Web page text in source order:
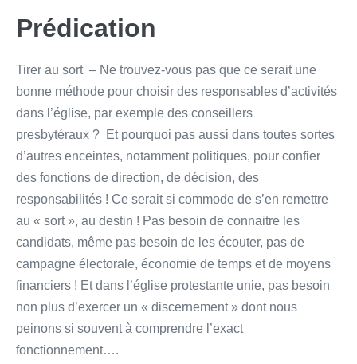
Prédication
Tirer au sort – Ne trouvez-vous pas que ce serait une
bonne méthode pour choisir des responsables d’activités
dans l’église, par exemple des conseillers
presbytéraux ? Et pourquoi pas aussi dans toutes sortes
d’autres enceintes, notamment politiques, pour confier
des fonctions de direction, de décision, des
responsabilités ! Ce serait si commode de s’en remettre
au « sort », au destin ! Pas besoin de connaitre les
candidats, même pas besoin de les écouter, pas de
campagne électorale, économie de temps et de moyens
financiers ! Et dans l’église protestante unie, pas besoin
non plus d’exercer un « discernement » dont nous
peinons si souvent à comprendre l’exact
fonctionnement….